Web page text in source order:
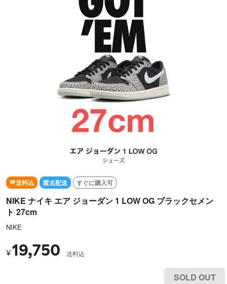
送料込 匿名配送 すぐに購入可
NIKE ナイキ エア ジョーダン 1 LOW OG ブラックセメン
ト 27cm
NIKE
¥19,750 送料込
SOLD OUT